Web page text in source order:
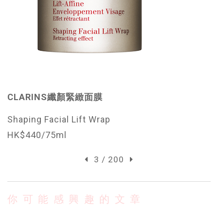
CLARINS纖顏緊緻面膜
Shaping Facial Lift Wrap
HK$440/75ml
3 / 200
你可能感興趣的文章